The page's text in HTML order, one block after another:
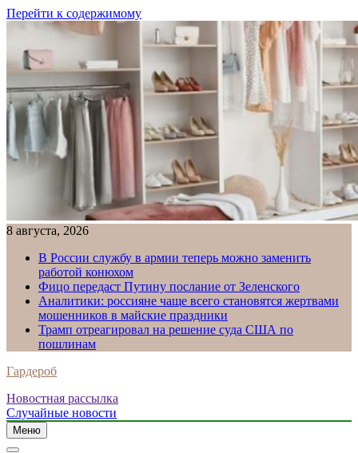
Перейти к содержимому
8 августа, 2026
В России службу в армии теперь можно заменить
работой конюхом
Фицо передаст Путину послание от Зеленского
Аналитики: россияне чаще всего становятся жертвами
мошенников в майские праздники
Трамп отреагировал на решение суда США по
пошлинам
Гардероб
Новостная рассылка
Случайные новости
Меню